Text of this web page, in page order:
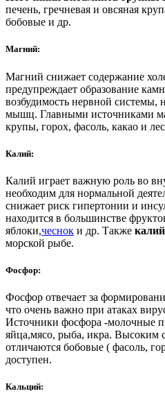
печень, гречневая и овсяная
бобовые и др.
Магний:
Магний снижает содержание
предупреждает образование
возбудимость нервной системы,
мышц. Главными источниками
крупы, горох, фасоль, какао и
Калий:
Калий играет важную роль во
необходим для нормальной
снижает риск гипертонии и
находится в большинстве
яблоки,чеснок и др. Также калий
морской рыбе.
Фосфор:
Фосфор отвечает за
что очень важно при атаках
Источники фосфора -молочные
яйца,мясо, рыба, икра. Высоким
отличаются бобовые ( фасоль,
доступен.
Кальций: